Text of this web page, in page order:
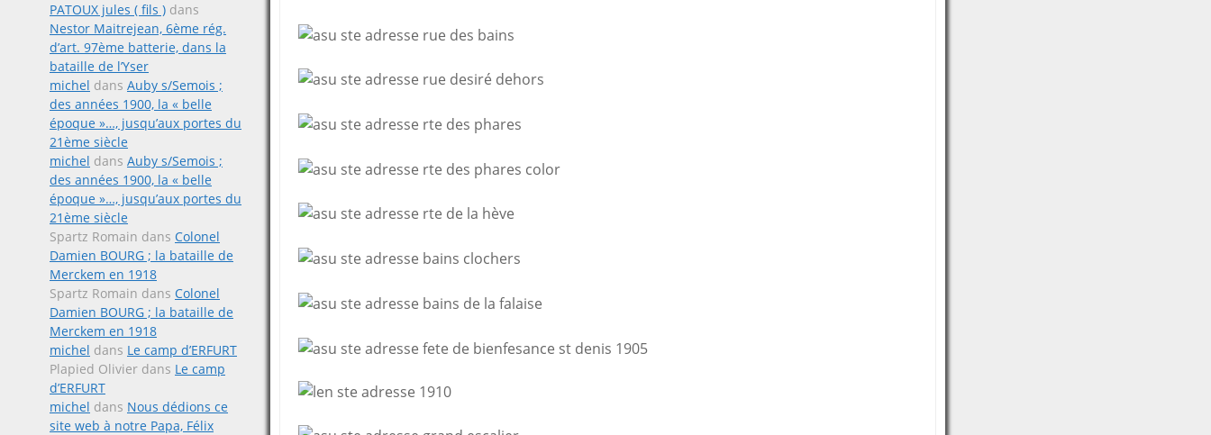
PATOUX jules ( fils ) dans
Nestor Maitrejean, 6ème rég.
d’art. 97ème batterie, dans la
bataille de l’Yser
michel dans Auby s/Semois ;
des années 1900, la « belle
époque »…, jusqu’aux portes du
21ème siècle
michel dans Auby s/Semois ;
des années 1900, la « belle
époque »…, jusqu’aux portes du
21ème siècle
Spartz Romain dans Colonel
Damien BOURG ; la bataille de
Merckem en 1918
Spartz Romain dans Colonel
Damien BOURG ; la bataille de
Merckem en 1918
michel dans Le camp d’ERFURT
Plapied Olivier dans Le camp
d’ERFURT
michel dans Nous dédions ce
site web à notre Papa, Félix